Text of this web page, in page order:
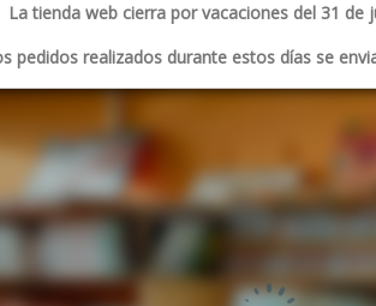
La tienda web cierra por vacaciones del 31 de
pedidos realizados durante estos días se